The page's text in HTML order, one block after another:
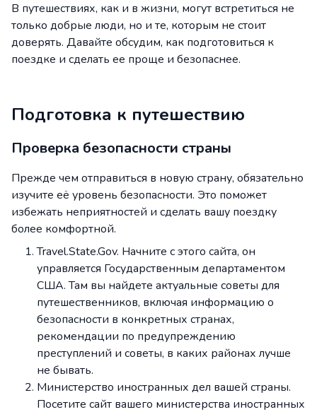
В путешествиях, как и в жизни, могут встретиться не
только добрые люди, но и те, которым не стоит
доверять. Давайте обсудим, как подготовиться к
поездке и сделать ее проще и безопаснее.
Подготовка к путешествию
Проверка безопасности страны
Прежде чем отправиться в новую страну, обязательно
изучите её уровень безопасности. Это поможет
избежать неприятностей и сделать вашу поездку
более комфортной.
Travel.State.Gov. Начните с этого сайта, он
управляется Государственным департаментом
США. Там вы найдете актуальные советы для
путешественников, включая информацию о
безопасности в конкретных странах,
рекомендации по предупреждению
преступлений и советы, в каких районах лучше
не бывать.
Министерство иностранных дел вашей страны.
Посетите сайт вашего министерства иностранных